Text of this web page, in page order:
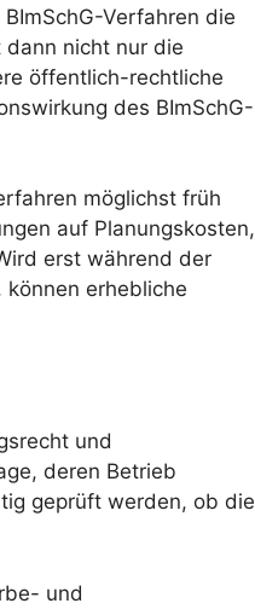
Verfahren die
dann nicht nur die
öffentlich-rechtliche
des BImSchG-
möglichst früh
auf Planungskosten,
erst während der
erhebliche
und
deren Betrieb
geprüft werden, ob die
und